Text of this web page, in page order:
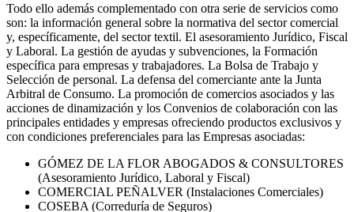
Todo ello además complementado con otra serie de servicios como
son: la información general sobre la normativa del sector comercial
y, específicamente, del sector textil. El asesoramiento Jurídico, Fiscal
y Laboral. La gestión de ayudas y subvenciones, la Formación
específica para empresas y trabajadores. La Bolsa de Trabajo y
Selección de personal. La defensa del comerciante ante la Junta
Arbitral de Consumo. La promoción de comercios asociados y las
acciones de dinamización y los Convenios de colaboración con las
principales entidades y empresas ofreciendo productos exclusivos y
con condiciones preferenciales para las Empresas asociadas:
GÓMEZ DE LA FLOR ABOGADOS & CONSULTORES
(Asesoramiento Jurídico, Laboral y Fiscal)
COMERCIAL PEÑALVER (Instalaciones Comerciales)
COSEBA (Correduría de Seguros)